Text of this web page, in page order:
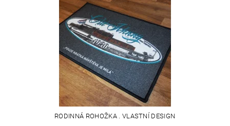
RODINNÁ ROHOŽKA . VLASTNÍ DESIGN